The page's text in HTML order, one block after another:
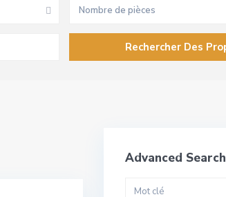
Nombre de pièces
Advanced Search